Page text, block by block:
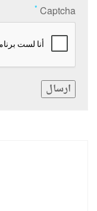
Captcha
*
ارسال